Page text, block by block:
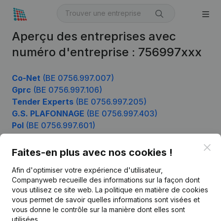
Aperçu des entreprises avec
numéro d'entreprise : 756997xxx
Co-Net (BE 0756.997.007)
Gprc (BE 0756.997.106)
Tender Experts (BE 0756.997.205)
G.S. PLAFONNAGE (BE 0756.997.403)
Pol (BE 0756.997.601)
Faites-en plus avec nos cookies !
Afin d'optimiser votre expérience d'utilisateur,
Companyweb recueille des informations sur la façon dont
vous utilisez ce site web. La politique en matière de cookies
vous permet de savoir quelles informations sont visées et
vous donne le contrôle sur la manière dont elles sont
utilisées.
Français
Informations d’entreprise
Monitoring